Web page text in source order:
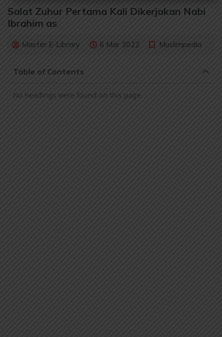
Salat Zuhur Pertama Kali Dikerjakan Nabi
Ibrahim as
Master E-Library 6 Mar 2022 Muslimpedia
Table of Contents
No headings were found on this page.